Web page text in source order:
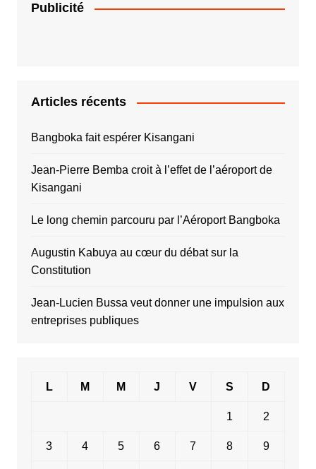
Publicité
Articles récents
Bangboka fait espérer Kisangani
Jean-Pierre Bemba croit à l’effet de l’aéroport de
Kisangani
Le long chemin parcouru par l’Aéroport Bangboka
Augustin Kabuya au cœur du débat sur la
Constitution
Jean-Lucien Bussa veut donner une impulsion aux
entreprises publiques
L M M J V S D
1 2
3 4 5 6 7 8 9